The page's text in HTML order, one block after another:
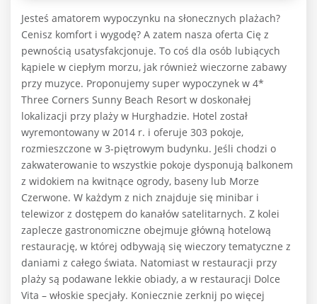
Jesteś amatorem wypoczynku na słonecznych plażach?
Cenisz komfort i wygodę? A zatem nasza oferta Cię z
pewnością usatysfakcjonuje. To coś dla osób lubiących
kąpiele w ciepłym morzu, jak również wieczorne zabawy
przy muzyce. Proponujemy super wypoczynek w 4*
Three Corners Sunny Beach Resort w doskonałej
lokalizacji przy plaży w Hurghadzie. Hotel został
wyremontowany w 2014 r. i oferuje 303 pokoje,
rozmieszczone w 3-piętrowym budynku. Jeśli chodzi o
zakwaterowanie to wszystkie pokoje dysponują balkonem
z widokiem na kwitnące ogrody, baseny lub Morze
Czerwone. W każdym z nich znajduje się minibar i
telewizor z dostępem do kanałów satelitarnych. Z kolei
zaplecze gastronomiczne obejmuje główną hotelową
restaurację, w której odbywają się wieczory tematyczne z
daniami z całego świata. Natomiast w restauracji przy
plaży są podawane lekkie obiady, a w restauracji Dolce
Vita – włoskie specjały. Koniecznie zerknij po więcej